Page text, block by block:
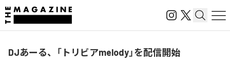
DJあーる、「トリビアmelody」を配信開始